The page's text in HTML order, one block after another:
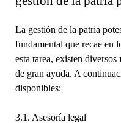
La gestión de la patria
fundamental que recae en
esta tarea, existen diversos
de gran ayuda. A
disponibles:
3.1. Asesoría legal